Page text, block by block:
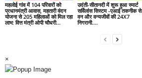
महलोई गांव में 104 परिवारों को
प्रधानमंत्री आवास, महतारी वंदन
योजना से 205 महिलाओं को मिल रहा
लाभ: वित्त मंत्री ओपी चौधरी…
उदंती-सीतानदी में शुरू हुआ स्मार्ट
सर्विलांस सिस्टम -एआई तकनीक से
वन और वन्यजीवों की 24X7
निगरानी….
×